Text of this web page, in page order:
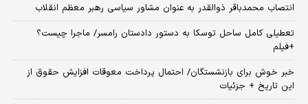
انتصاب محمدباقر ذوالقدر به عنوان مشاور سیاسی رهبر معظم انقلاب
تعطیلی کامل ساحل توسکا به دستور دادستان رامسر/ ماجرا چیست؟
+فیلم
خبر خوش برای بازنشستگان/ احتمال پرداخت معوقات افزایش حقوق از
این تاریخ + جزئیات